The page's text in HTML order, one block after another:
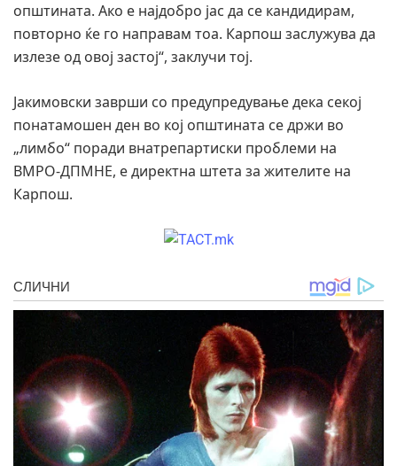
општината. Ако е најдобро јас да се кандидирам,
повторно ќе го направам тоа. Карпош заслужува да
излезе од овој застој“, заклучи тој.
Јакимовски заврши со предупредување дека секој
понатамошен ден во кој општината се држи во
„лимбо“ поради внатрепартиски проблеми на
ВМРО-ДПМНЕ, е директна штета за жителите на
Карпош.